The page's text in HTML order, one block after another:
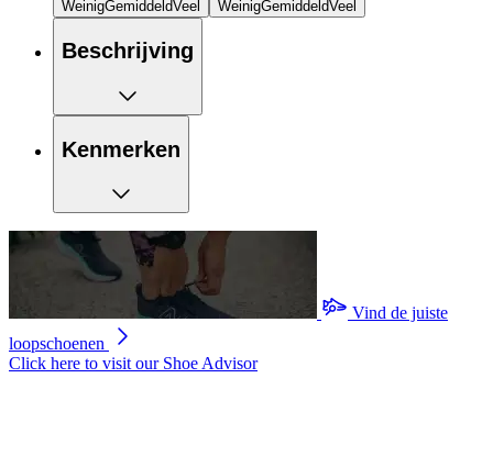
WeinigGemiddeldVeel WeinigGemiddeldVeel
Beschrijving
Kenmerken
Vind de juiste
loopschoenen
Click here to visit our Shoe Advisor